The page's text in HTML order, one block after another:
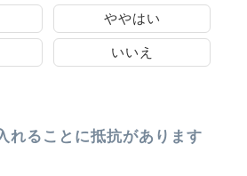
ややはい
いいえ
れることに抵抗があります